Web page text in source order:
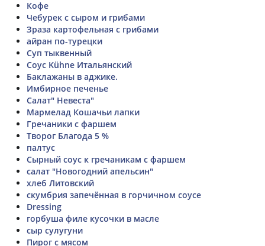
Кофе
Чебурек с сыром и грибами
Зраза картофельная с грибами
айран по-турецки
Суп тыквенный
Соус Kühne Итальянский
Баклажаны в аджике.
Имбирное печенье
Салат" Невеста"
Мармелад Кошачьи лапки
Гречаники с фаршем
Творог Благода 5 %
палтус
Сырный соус к гречаникам с фаршем
салат "Новогодний апельсин"
хлеб Литовский
скумбрия запечённая в горчичном соусе
Dressing
горбуша филе кусочки в масле
сыр сулугуни
Пирог с мясом